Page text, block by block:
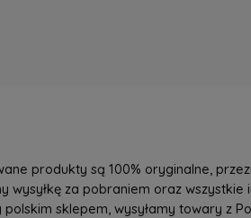
produkty są 100% oryginalne,
wysyłkę za pobraniem oraz wszystkie
polskim sklepem, wysyłamy towary z